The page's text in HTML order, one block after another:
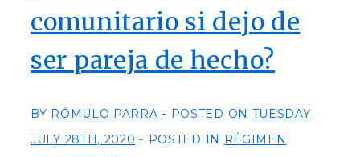
comunitario si dejo de
ser pareja de hecho?
BY RÓMULO PARRA POSTED ON TUESDAY
JULY 28TH, 2020
POSTED IN RÉGIMEN